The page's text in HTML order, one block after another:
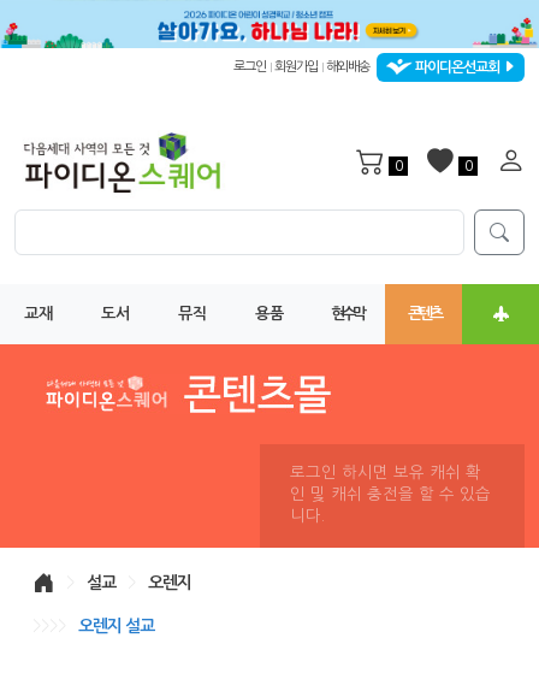
로그인 회원가입 해외배송 파이디온선교회
0 0
교재 도서 뮤직 용품 현수막 콘텐츠
로그인 하시면 보유 캐쉬 확
인 및 캐쉬 충전을 할 수 있습
니다.
설교 오렌지
오렌지 설교